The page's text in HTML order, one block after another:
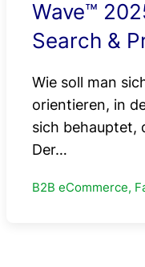
Wave™
Search &
Wie soll man
orientieren, in
sich behauptet,
Der…
B2B eCommerce,